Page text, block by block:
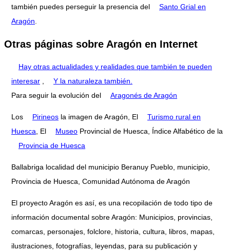
también puedes perseguir la presencia del
Santo Grial en
Aragón
Otras páginas sobre Aragón en Internet
Hay otras actualidades y realidades que también te pueden
interesar ,
Y la naturaleza también.
Para seguir la evolución del
Aragonés de Aragón
Los Pirineos la imagen de Aragón, El
Turismo rural en
Huesca, El Museo Provincial de Huesca, Índice Alfabético de la
Provincia de Huesca
Ballabriga localidad del municipio Beranuy Pueblo, municipio,
Provincia de Huesca, Comunidad Autónoma de Aragón
El proyecto Aragón es así, es una recopilación de todo tipo de
información documental sobre Aragón: Municipios, provincias,
comarcas, personajes, folclore, historia, cultura, libros, mapas,
ilustraciones, fotografías, leyendas, para su publicación y